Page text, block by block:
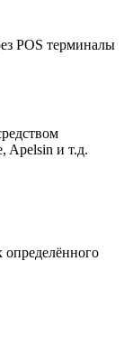
POS терминалы
Apelsin и т.д.
определённого